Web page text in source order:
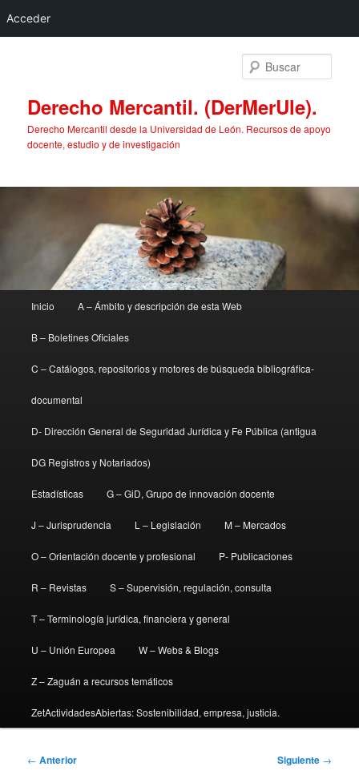
Acceder
Derecho Mercantil. (DerMerUle).
Derecho Mercantil desde la Universidad de León. Recursos de apoyo
docente, estudio y de investigación
principal
Inicio A – Ámbito y descripción de esta Web
B – Boletines Oficiales
C – Catálogos, repositorios y motores de búsqueda bibliográfica-
documental
D- Dirección General de Seguridad Jurídica y Fe Pública (antigua
DG Registros y Notariados)
Estadísticas G – GiD, Grupo de innovación docente
J – Jurisprudencia L – Legislación M – Mercados
O – Orientación docente y profesional P- Publicaciones
R – Revistas S – Supervisión, regulación, consulta
T – Terminología jurídica, financiera y general
U – Unión Europea W – Webs & Blogs
Z – Zaguán a recursos temáticos
ZetActividadesAbiertas: Sostenibilidad, empresa, justicia.
Navegación
← Anterior Siguiente →